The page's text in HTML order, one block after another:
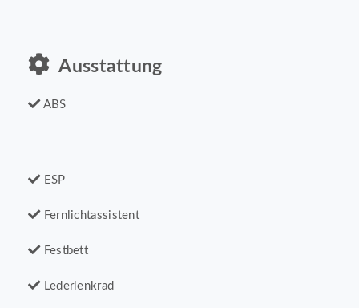
Ausstattung
ABS
ESP
Fernlichtassistent
Festbett
Lederlenkrad